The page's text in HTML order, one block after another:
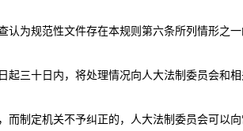
为规范性文件存在本规则第六条所列情形之
三十日内，将处理情况向人大法制委员会和
制定机关不予纠正的，人大法制委员会可以